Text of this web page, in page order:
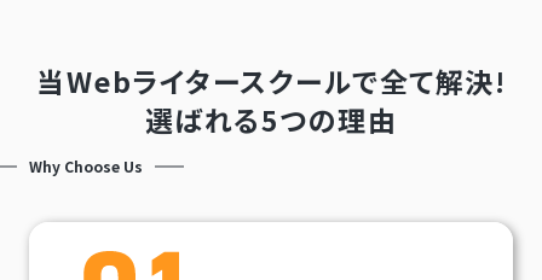
当Webライタースクールで全て解決!
選ばれる5つの理由
Why Choose Us